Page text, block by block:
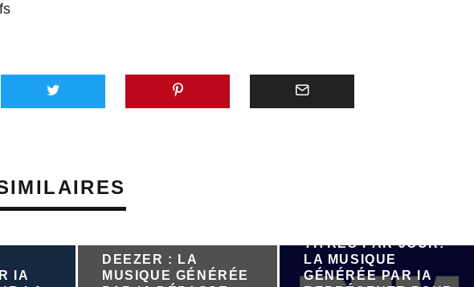
IA
DEEZER : LA
MUSIQUE GÉNÉRÉE
TITRES PAR JOUR:
LA MUSIQUE
GÉNÉRÉE PAR IA